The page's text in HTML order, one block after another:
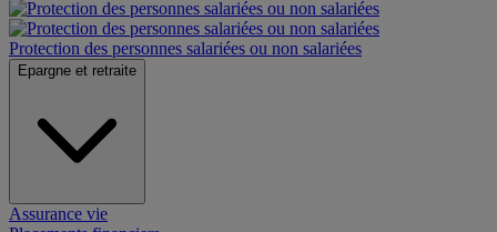
Protection des personnes salariées ou non salariées
Epargne et retraite
Assurance vie